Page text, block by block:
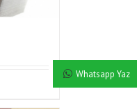
Whatsapp Yaz